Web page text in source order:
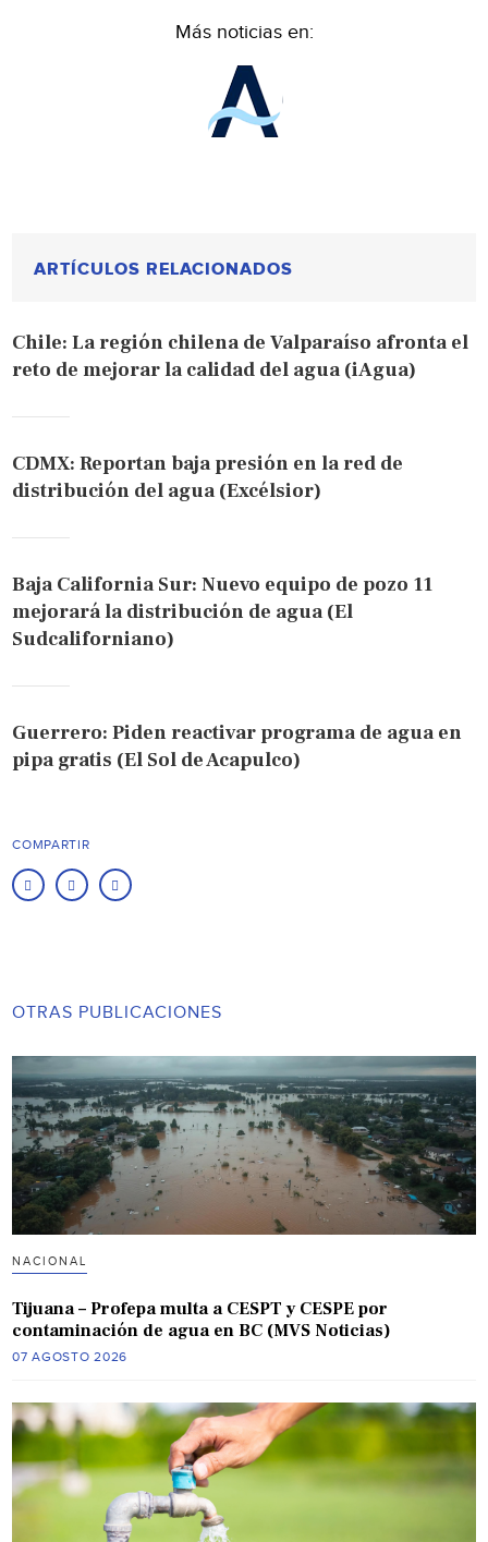
Más noticias en:
ARTÍCULOS RELACIONADOS
Chile: La región chilena de Valparaíso afronta el
reto de mejorar la calidad del agua (iAgua)
CDMX: Reportan baja presión en la red de
distribución del agua (Excélsior)
Baja California Sur: Nuevo equipo de pozo 11
mejorará la distribución de agua (El
Sudcaliforniano)
Guerrero: Piden reactivar programa de agua en
pipa gratis (El Sol de Acapulco)
COMPARTIR
OTRAS PUBLICACIONES
NACIONAL
Tijuana – Profepa multa a CESPT y CESPE por
contaminación de agua en BC (MVS Noticias)
07 AGOSTO 2026